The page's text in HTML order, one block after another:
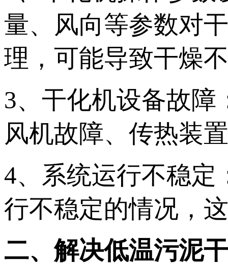
量、风向等参数对
理，可能导致干燥
3、干化机设备故
风机故障、传热装
4、系统运行不稳定
行不稳定的情况，
二、解决低温污泥